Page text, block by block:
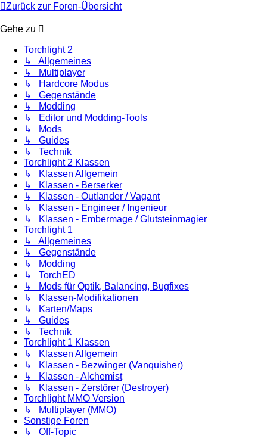
Zurück zur Foren-Übersicht
Gehe zu
Torchlight 2
↳ Allgemeines
↳ Multiplayer
↳ Hardcore Modus
↳ Gegenstände
↳ Modding
↳ Editor und Modding-Tools
↳ Mods
↳ Guides
↳ Technik
Torchlight 2 Klassen
↳ Klassen Allgemein
↳ Klassen - Berserker
↳ Klassen - Outlander / Vagant
↳ Klassen - Engineer / Ingenieur
↳ Klassen - Embermage / Glutsteinmagier
Torchlight 1
↳ Allgemeines
↳ Gegenstände
↳ Modding
↳ TorchED
↳ Mods für Optik, Balancing, Bugfixes
↳ Klassen-Modifikationen
↳ Karten/Maps
↳ Guides
↳ Technik
Torchlight 1 Klassen
↳ Klassen Allgemein
↳ Klassen - Bezwinger (Vanquisher)
↳ Klassen - Alchemist
↳ Klassen - Zerstörer (Destroyer)
Torchlight MMO Version
↳ Multiplayer (MMO)
Sonstige Foren
↳ Off-Topic